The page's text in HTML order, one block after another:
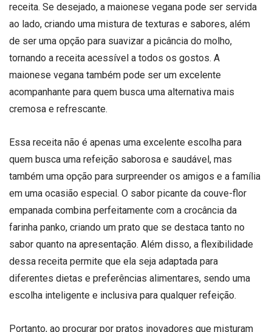
receita. Se desejado, a maionese vegana pode ser servida
ao lado, criando uma mistura de texturas e sabores, além
de ser uma opção para suavizar a picância do molho,
tornando a receita acessível a todos os gostos. A
maionese vegana também pode ser um excelente
acompanhante para quem busca uma alternativa mais
cremosa e refrescante.
Essa receita não é apenas uma excelente escolha para
quem busca uma refeição saborosa e saudável, mas
também uma opção para surpreender os amigos e a família
em uma ocasião especial. O sabor picante da couve-flor
empanada combina perfeitamente com a crocância da
farinha panko, criando um prato que se destaca tanto no
sabor quanto na apresentação. Além disso, a flexibilidade
dessa receita permite que ela seja adaptada para
diferentes dietas e preferências alimentares, sendo uma
escolha inteligente e inclusiva para qualquer refeição.
Portanto, ao procurar por pratos inovadores que misturam